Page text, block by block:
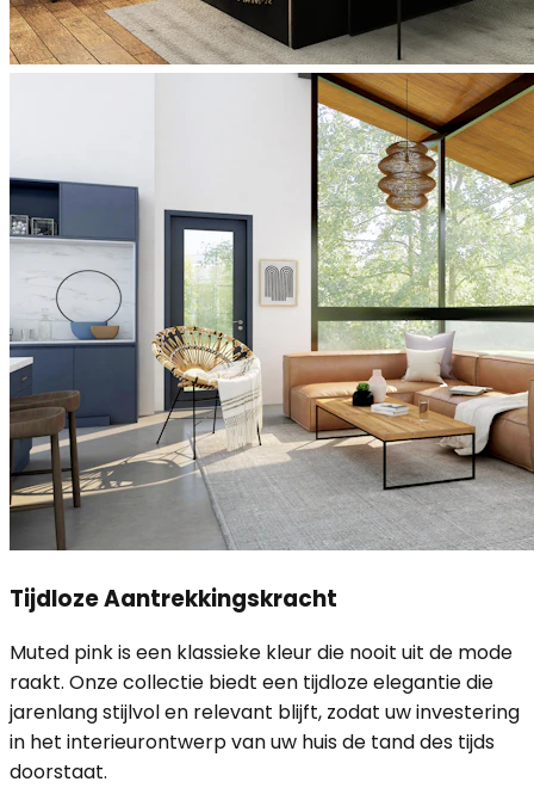
Tijdloze Aantrekkingskracht
Muted pink is een klassieke kleur die nooit uit de mode
raakt. Onze collectie biedt een tijdloze elegantie die
jarenlang stijlvol en relevant blijft, zodat uw investering
in het interieurontwerp van uw huis de tand des tijds
doorstaat.